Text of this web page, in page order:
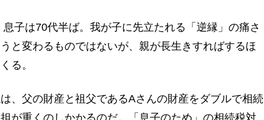
子は70代半ば。我が子に先立たれる「逆縁」の痛さ
と変わるものではないが、親が長生きすればするほ
る。
、父の財産と祖父であるAさんの財産をダブルで相続
が重くのしかかるのだ。「息子のため」の相続税対